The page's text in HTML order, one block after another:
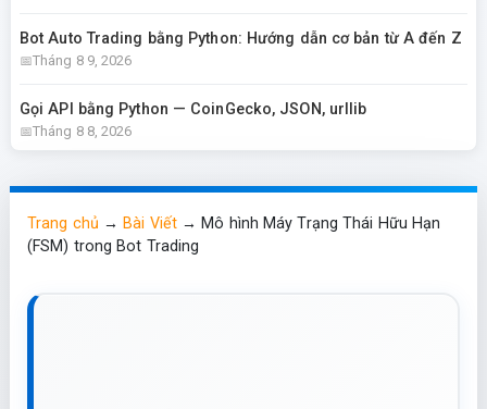
Bot Auto Trading bằng Python: Hướng dẫn cơ bản từ A đến Z
Tháng 8 9, 2026
Gọi API bằng Python — CoinGecko, JSON, urllib
Tháng 8 8, 2026
Trang chủ →Bài Viết→Mô hình Máy Trạng Thái Hữu Hạn
(FSM) trong Bot Trading